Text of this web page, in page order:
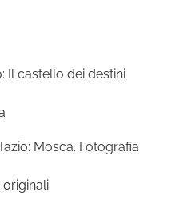
Il castello dei destini
Mosca. Fotografia
originali